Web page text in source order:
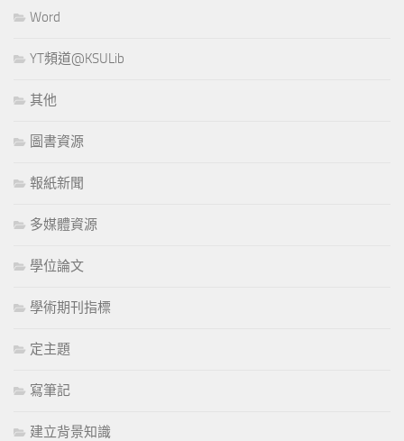
Word
YT頻道@KSULib
其他
圖書資源
報紙新聞
多媒體資源
學位論文
學術期刊指標
定主題
寫筆記
建立背景知識